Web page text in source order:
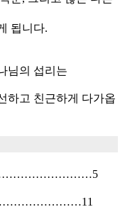
됩니다.
님의 섭리는
하고 친근하게 다가옵